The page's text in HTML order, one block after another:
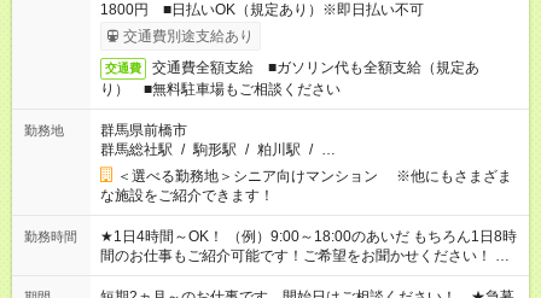
1800円 ■日払いOK（規定あり）※即日払い不可
交通費別途支給あり
交通費
交通費全額支給 ■ガソリン代も全額支給（規定あ
り） ■無料駐車場もご相談ください
勤務地
群馬県前橋市
群馬総社駅 / 駒形駅 / 粕川駅 / …
＜選べる勤務地＞シニア向けマンション ※他にもさまざま
な施設をご紹介できます！
勤務時間
★1日4時間～OK！ （例）9:00～18:00のあいだ もちろん1日8時
間のお仕事もご紹介可能です！ご希望をお聞かせください！ ★
家庭の都合でお休みが必要な場合も遠慮なくご相談ください。
※週最低15時間以上の勤務が必要です